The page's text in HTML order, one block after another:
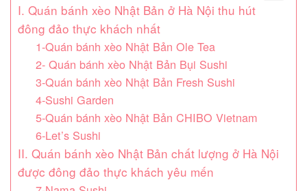
I. Quán bánh xèo Nhật Bản ở Hà Nội thu hút
đông đảo thực khách nhất
1-Quán bánh xèo Nhật Bản Ole Tea
2- Quán bánh xèo Nhật Bản Bụi Sushi
3-Quán bánh xèo Nhật Bản Fresh Sushi
4-Sushi Garden
5-Quán bánh xèo Nhật Bản CHIBO Vietnam
6-Let’s Sushi
II. Quán bánh xèo Nhật Bản chất lượng ở Hà Nội
được đông đảo thực khách yêu mến